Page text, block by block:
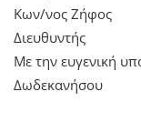
Κων/νος Ζήφος
Διευθυντής
Με την ευγενική
Δωδεκανήσου